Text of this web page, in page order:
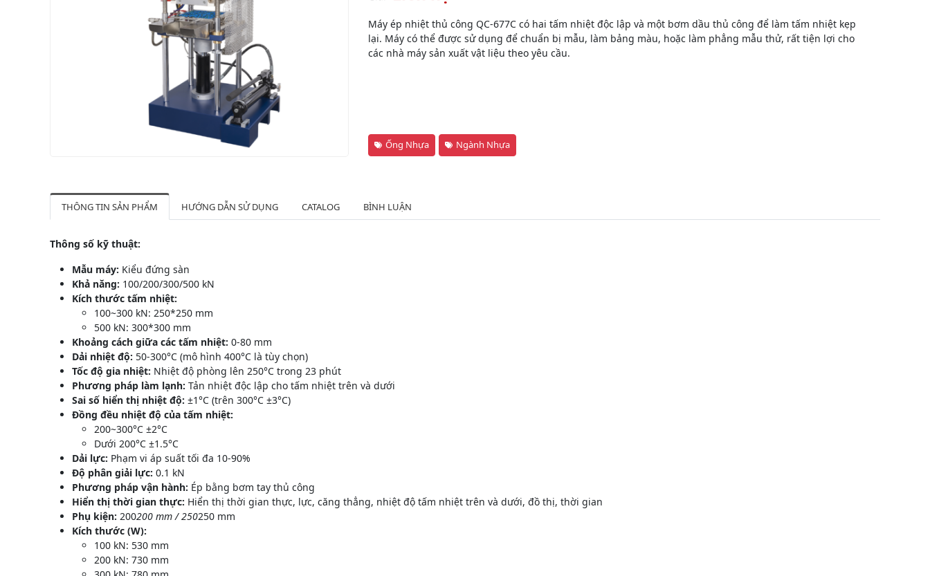
Máy ép nhiệt thủ công QC-677C có hai tấm nhiệt độc lập và một bơm dầu thủ công để làm tấm nhiệt kẹp
lại. Máy có thể được sử dụng để chuẩn bị mẫu, làm bảng màu, hoặc làm phẳng mẫu thử, rất tiện lợi cho
các nhà máy sản xuất vật liệu theo yêu cầu.
Ống Nhựa Ngành Nhựa
THÔNG TIN SẢN PHẨM HƯỚNG DẪN SỬ DỤNG CATALOG BÌNH LUẬN
Thông số kỹ thuật:
Mẫu máy: Kiểu đứng sàn
Khả năng: 100/200/300/500 kN
Kích thước tấm nhiệt:
100~300 kN: 250*250 mm
500 kN: 300*300 mm
Khoảng cách giữa các tấm nhiệt: 0-80 mm
Dải nhiệt độ: 50-300°C (mô hình 400°C là tùy chọn)
Tốc độ gia nhiệt: Nhiệt độ phòng lên 250°C trong 23 phút
Phương pháp làm lạnh: Tản nhiệt độc lập cho tấm nhiệt trên và dưới
Sai số hiển thị nhiệt độ: ±1°C (trên 300°C ±3°C)
Đồng đều nhiệt độ của tấm nhiệt:
200~300°C ±2°C
Dưới 200°C ±1.5°C
Dải lực: Phạm vi áp suất tối đa 10-90%
Độ phân giải lực: 0.1 kN
Phương pháp vận hành: Ép bằng bơm tay thủ công
Hiển thị thời gian thực: Hiển thị thời gian thực, lực, căng thẳng, nhiệt độ tấm nhiệt trên và dưới, đồ thị, thời gian
Phụ kiện: 200200 mm / 250250 mm
Kích thước (W):
100 kN: 530 mm
200 kN: 730 mm